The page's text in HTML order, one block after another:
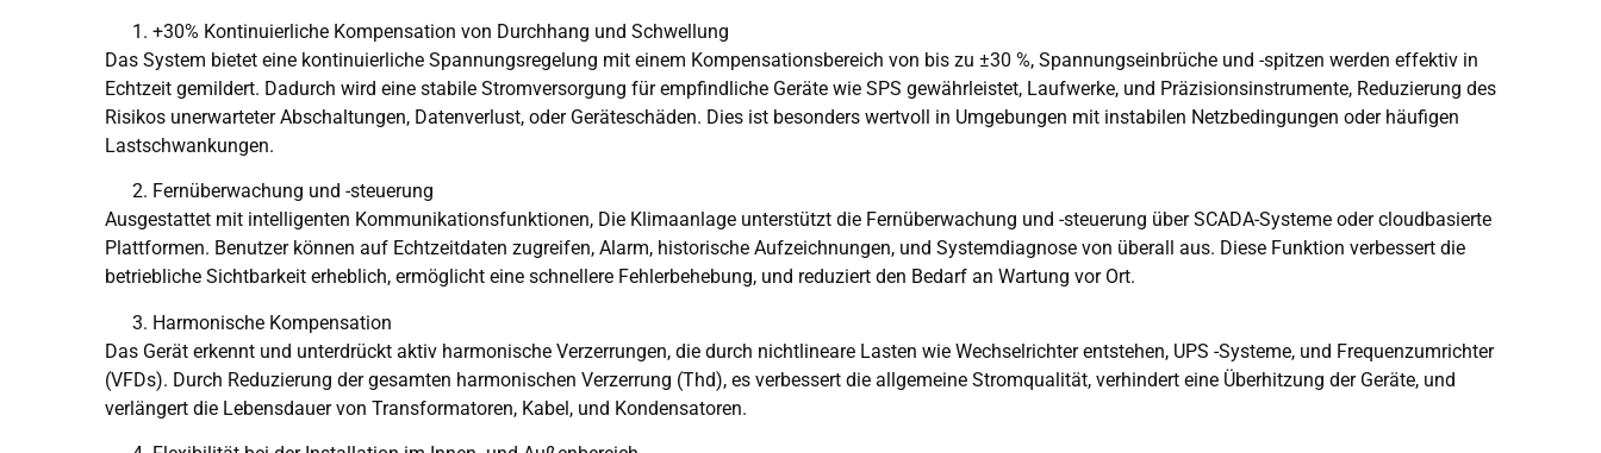
+30% Kontinuierliche Kompensation von Durchhang und Schwellung
Das System bietet eine kontinuierliche Spannungsregelung mit einem Kompensationsbereich von bis zu ±30 %, Spannungseinbrüche und -spitzen werden effektiv in
Echtzeit gemildert. Dadurch wird eine stabile Stromversorgung für empfindliche Geräte wie SPS gewährleistet, Laufwerke, und Präzisionsinstrumente, Reduzierung des
Risikos unerwarteter Abschaltungen, Datenverlust, oder Geräteschäden. Dies ist besonders wertvoll in Umgebungen mit instabilen Netzbedingungen oder häufigen
Lastschwankungen.
Fernüberwachung und -steuerung
Ausgestattet mit intelligenten Kommunikationsfunktionen, Die Klimaanlage unterstützt die Fernüberwachung und -steuerung über SCADA-Systeme oder cloudbasierte
Plattformen. Benutzer können auf Echtzeitdaten zugreifen, Alarm, historische Aufzeichnungen, und Systemdiagnose von überall aus. Diese Funktion verbessert die
betriebliche Sichtbarkeit erheblich, ermöglicht eine schnellere Fehlerbehebung, und reduziert den Bedarf an Wartung vor Ort.
Harmonische Kompensation
Das Gerät erkennt und unterdrückt aktiv harmonische Verzerrungen, die durch nichtlineare Lasten wie Wechselrichter entstehen, UPS -Systeme, und Frequenzumrichter
(VFDs). Durch Reduzierung der gesamten harmonischen Verzerrung (Thd), es verbessert die allgemeine Stromqualität, verhindert eine Überhitzung der Geräte, und
verlängert die Lebensdauer von Transformatoren, Kabel, und Kondensatoren.